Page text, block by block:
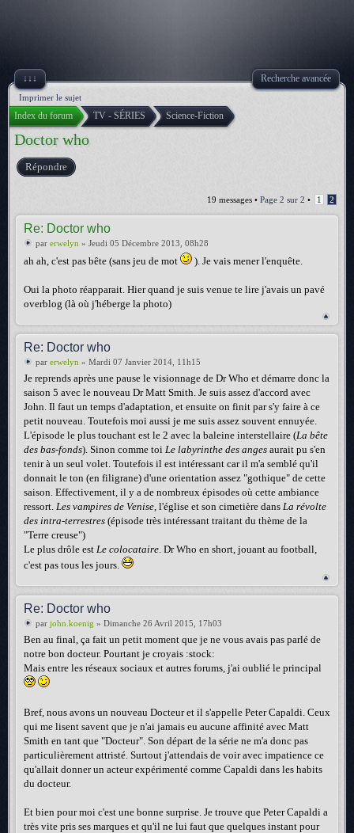
↓↓↓ Recherche avancée
Imprimer le sujet
Index du forum TV - SÉRIES Science-Fiction
Doctor who
Répondre
19 messages • Page 2 sur 2 • 1 2
Re: Doctor who
par erwelyn » Jeudi 05 Décembre 2013, 08h28
ah ah, c'est pas bête (sans jeu de mot ). Je vais mener l'enquête.
Oui la photo réapparait. Hier quand je suis venue te lire j'avais un pavé
overblog (là où j'héberge la photo)
Re: Doctor who
par erwelyn » Mardi 07 Janvier 2014, 11h15
Je reprends après une pause le visionnage de Dr Who et démarre donc la
saison 5 avec le nouveau Dr Matt Smith. Je suis assez d'accord avec
John. Il faut un temps d'adaptation, et ensuite on finit par s'y faire à ce
petit nouveau. Toutefois moi aussi je me suis assez souvent ennuyée.
L'épisode le plus touchant est le 2 avec la baleine interstellaire (La bête
des bas-fonds). Sinon comme toi Le labyrinthe des anges aurait pu s'en
tenir à un seul volet. Toutefois il est intéressant car il m'a semblé qu'il
donnait le ton (en filigrane) d'une orientation assez "gothique" de cette
saison. Effectivement, il y a de nombreux épisodes où cette ambiance
ressort. Les vampires de Venise, l'église et son cimetière dans La révolte
des intra-terrestres (épisode très intéressant traitant du thème de la
"Terre creuse")
Le plus drôle est Le colocataire. Dr Who en short, jouant au football,
c'est pas tous les jours.
Re: Doctor who
par john.koenig » Dimanche 26 Avril 2015, 17h03
Ben au final, ça fait un petit moment que je ne vous avais pas parlé de
notre bon docteur. Pourtant je croyais :stock:
Mais entre les réseaux sociaux et autres forums, j'ai oublié le principal
Bref, nous avons un nouveau Docteur et il s'appelle Peter Capaldi. Ceux
qui me lisent savent que je n'ai jamais eu aucune affinité avec Matt
Smith en tant que "Docteur". Son départ de la série ne m'a donc pas
particulièrement attristé. Surtout j'attendais de voir avec impatience ce
qu'allait donner un acteur expérimenté comme Capaldi dans les habits
du docteur.
Et bien pour moi c'est une bonne surprise. Je trouve que Peter Capaldi a
très vite pris ses marques et qu'il ne lui faut que quelques instant pour